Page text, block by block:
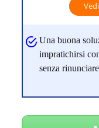
Una buona
impratichirsi
senza